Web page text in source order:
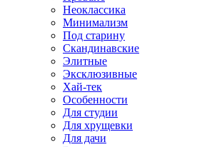
Неоклассика
Минимализм
Под старину
Скандинавские
Элитные
Эксклюзивные
Хай-тек
Особенности
Для студии
Для хрущевки
Для дачи